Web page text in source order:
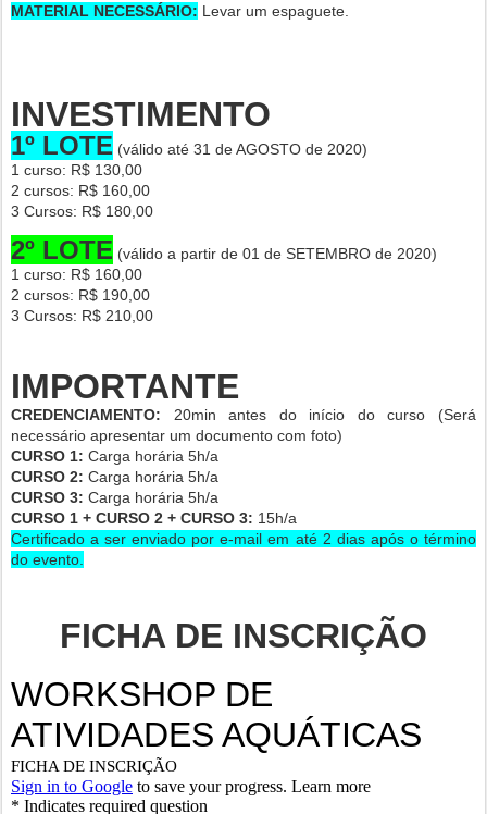
MATERIAL NECESSÁRIO: Levar um espaguete.
INVESTIMENTO
1º LOTE (válido até 31 de AGOSTO de 2020)
1 curso: R$ 130,00
2 cursos: R$ 160,00
3 Cursos: R$ 180,00
2º LOTE (válido a partir de 01 de SETEMBRO de 2020)
1 curso: R$ 160,00
2 cursos: R$ 190,00
3 Cursos: R$ 210,00
IMPORTANTE
CREDENCIAMENTO: 20min antes do início do curso (Será
necessário apresentar um documento com foto)
CURSO 1: Carga horária 5h/a
CURSO 2: Carga horária 5h/a
CURSO 3: Carga horária 5h/a
CURSO 1 + CURSO 2 + CURSO 3: 15h/a
Certificado a ser enviado por e-mail em até 2 dias após o término
do evento.
FICHA DE INSCRIÇÃO